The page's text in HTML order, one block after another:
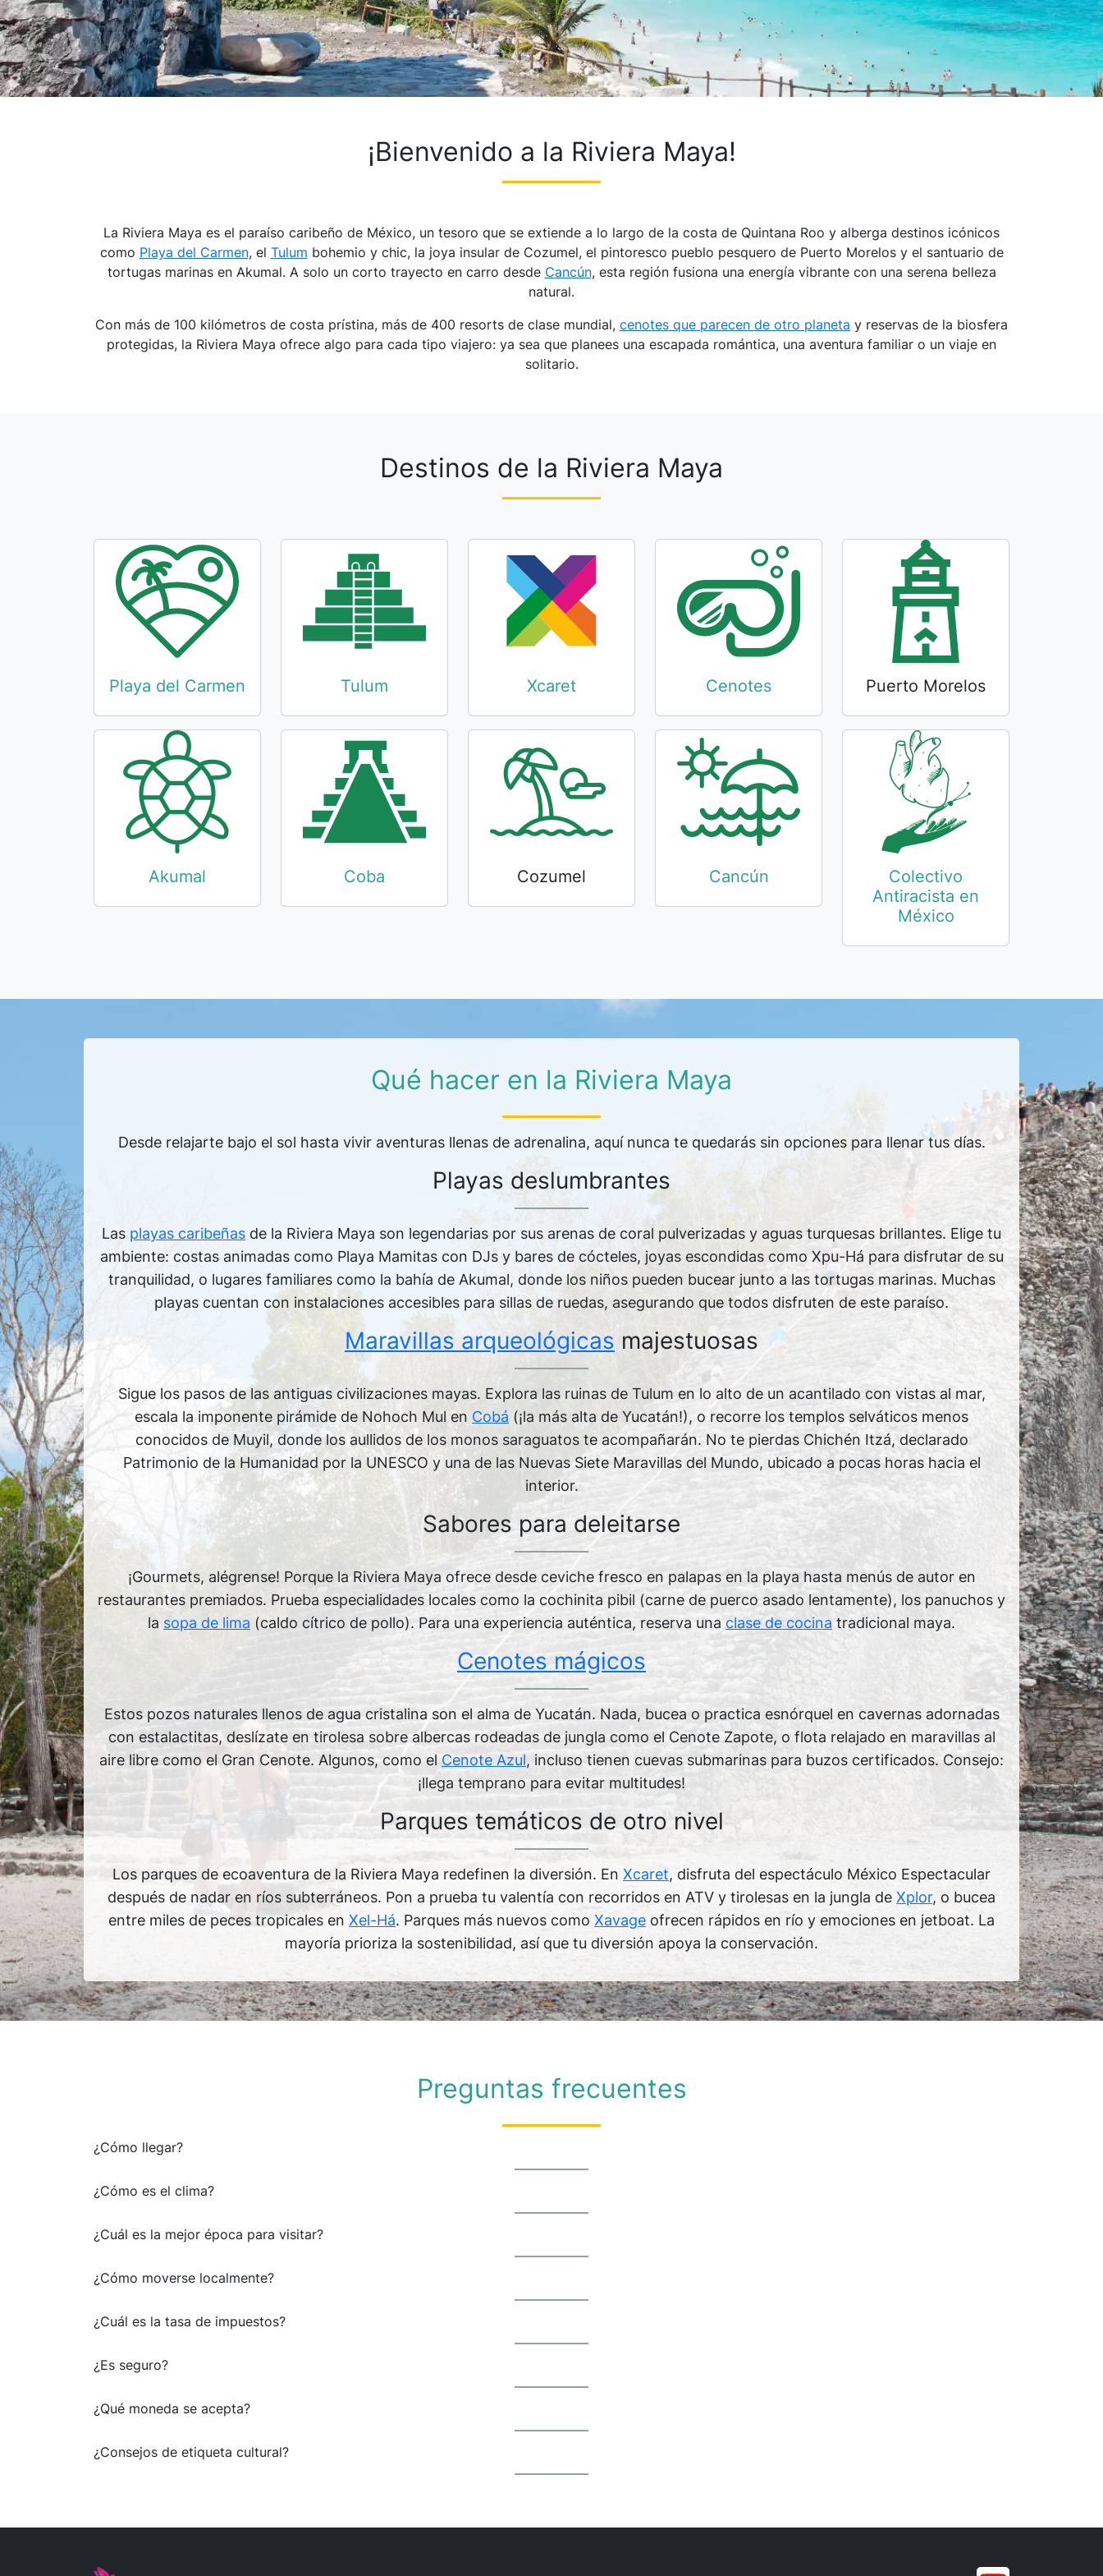
¡Bienvenido a la Riviera Maya!
La Riviera Maya es el paraíso caribeño de México, un tesoro que se extiende a lo largo de la costa de Quintana Roo y alberga destinos icónicos
como Playa del Carmen, el Tulum bohemio y chic, la joya insular de Cozumel, el pintoresco pueblo pesquero de Puerto Morelos y el santuario de
tortugas marinas en Akumal. A solo un corto trayecto en carro desde Cancún, esta región fusiona una energía vibrante con una serena belleza
natural.
Con más de 100 kilómetros de costa prístina, más de 400 resorts de clase mundial, cenotes que parecen de otro planeta y reservas de la biosfera
protegidas, la Riviera Maya ofrece algo para cada tipo viajero: ya sea que planees una escapada romántica, una aventura familiar o un viaje en
solitario.
Destinos de la Riviera Maya
Playa del Carmen Tulum Xcaret Cenotes Puerto Morelos
Akumal Coba Cozumel Cancún
Colectivo
Antiracista en
México
Qué hacer en la Riviera Maya
Desde relajarte bajo el sol hasta vivir aventuras llenas de adrenalina, aquí nunca te quedarás sin opciones para llenar tus días.
Playas deslumbrantes
Las playas caribeñas de la Riviera Maya son legendarias por sus arenas de coral pulverizadas y aguas turquesas brillantes. Elige tu
ambiente: costas animadas como Playa Mamitas con DJs y bares de cócteles, joyas escondidas como Xpu-Há para disfrutar de su
tranquilidad, o lugares familiares como la bahía de Akumal, donde los niños pueden bucear junto a las tortugas marinas. Muchas
playas cuentan con instalaciones accesibles para sillas de ruedas, asegurando que todos disfruten de este paraíso.
Maravillas arqueológicas majestuosas
Sigue los pasos de las antiguas civilizaciones mayas. Explora las ruinas de Tulum en lo alto de un acantilado con vistas al mar,
escala la imponente pirámide de Nohoch Mul en Cobá (¡la más alta de Yucatán!), o recorre los templos selváticos menos
conocidos de Muyil, donde los aullidos de los monos saraguatos te acompañarán. No te pierdas Chichén Itzá, declarado
Patrimonio de la Humanidad por la UNESCO y una de las Nuevas Siete Maravillas del Mundo, ubicado a pocas horas hacia el
interior.
Sabores para deleitarse
¡Gourmets, alégrense! Porque la Riviera Maya ofrece desde ceviche fresco en palapas en la playa hasta menús de autor en
restaurantes premiados. Prueba especialidades locales como la cochinita pibil (carne de puerco asado lentamente), los panuchos y
la sopa de lima (caldo cítrico de pollo). Para una experiencia auténtica, reserva una clase de cocina tradicional maya.
Cenotes mágicos
Estos pozos naturales llenos de agua cristalina son el alma de Yucatán. Nada, bucea o practica esnórquel en cavernas adornadas
con estalactitas, deslízate en tirolesa sobre albercas rodeadas de jungla como el Cenote Zapote, o flota relajado en maravillas al
aire libre como el Gran Cenote. Algunos, como el Cenote Azul, incluso tienen cuevas submarinas para buzos certificados. Consejo:
¡llega temprano para evitar multitudes!
Parques temáticos de otro nivel
Los parques de ecoaventura de la Riviera Maya redefinen la diversión. En Xcaret, disfruta del espectáculo México Espectacular
después de nadar en ríos subterráneos. Pon a prueba tu valentía con recorridos en ATV y tirolesas en la jungla de Xplor, o bucea
entre miles de peces tropicales en Xel-Há. Parques más nuevos como Xavage ofrecen rápidos en río y emociones en jetboat. La
mayoría prioriza la sostenibilidad, así que tu diversión apoya la conservación.
Preguntas frecuentes
¿Cómo llegar?
¿Cómo es el clima?
¿Cuál es la mejor época para visitar?
¿Cómo moverse localmente?
¿Cuál es la tasa de impuestos?
¿Es seguro?
¿Qué moneda se acepta?
¿Consejos de etiqueta cultural?